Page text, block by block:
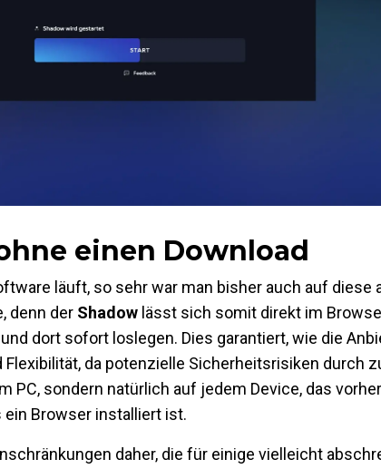
einen Download
läuft, so sehr war man bisher auch auf diese
denn der Shadow lässt sich somit direkt im
dort sofort loslegen. Dies garantiert, wie die
Flexibilität, da potenzielle Sicherheitsrisiken durch
PC, sondern natürlich auf jedem Device, das
Browser installiert ist.
daher, die für einige vielleicht